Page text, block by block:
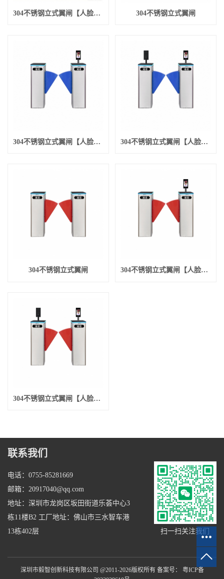
304不锈钢立式翼闸【人脸识别进+人脸识别出】 304不锈钢立式翼闸
304不锈钢立式翼闸【人脸识别进】 304不锈钢立式翼闸【人脸识别进+人脸识别出】
304不锈钢立式翼闸 304不锈钢立式翼闸【人脸识别进】
304不锈钢立式翼闸【人脸识别进+人脸识别出】
联系我们
电话：0755-85281669
邮箱：20917040@qq.com
地址：深圳市龙岗区坂田街道乐荟中心3
栋11楼B2 工厂地址：佛山市三水智车港
13栋402层
扫一扫关注我们
深圳市毅智创新科技有限公司 @2011-2026版权所有 备案号：
粤ICP备